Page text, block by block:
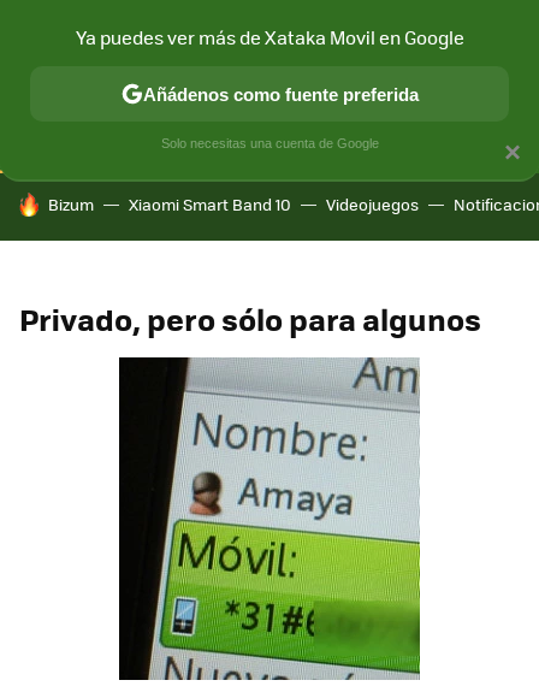
CONECTIVIDAD MÓVIL Y SOCIEDAD APLICACIONES
HOY SE HABLA DE
Bizum Xiaomi Smart Band 10 Videojuegos
Privado, pero sólo para algunos
×
Ya puedes ver más de Xataka Movil en Google
Añádenos como fuente preferida
Solo necesitas una cuenta de Google